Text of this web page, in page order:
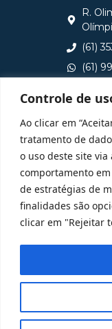
Controle de
Ao clicar em
tratamento de
o uso deste site
comportamento
de estratégias de
finalidades são
clicar em "Rejeitar
R.
(61)
(61)